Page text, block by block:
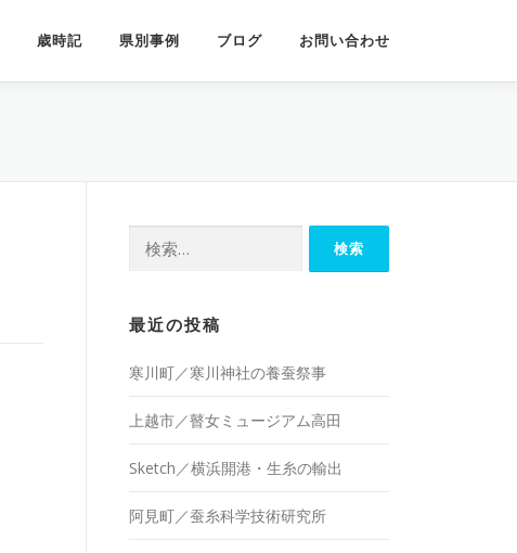
歳時記 県別事例 ブログ お問い合わせ
最近の投稿
寒川町／寒川神社の養蚕祭事
上越市／瞽女ミュージアム高田
Sketch／横浜開港・生糸の輸出
阿見町／蚕糸科学技術研究所